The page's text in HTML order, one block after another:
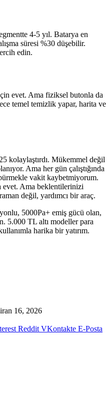
4-5 yıl. Batarya en
süresi %30 düşebilir.
edin.
evet. Ama fiziksel butonla da
temel temizlik yapar, harita ve
kolaylaştırdı. Mükemmel değil
Ama her gün çalıştığında
vakit kaybetmiyorum.
evet. Ama beklentilerinizi
değil, yardımcı bir araç.
5000Pa+ emiş gücü olan,
5.000 TL altı modeller para
harika bir yatırım.
16, 2026
Reddit VKontakte E-Posta